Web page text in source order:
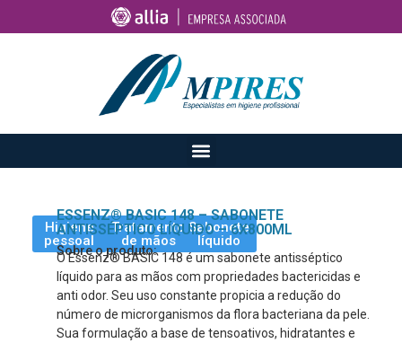
Higiene
pessoal
Tratamento
de mãos
Sabonete
líquido
ESSENZ® BASIC 148 – SABONETE
ANTISSÉPTICO LÍQUIDO – 6X800ML
Sobre o produto:
O Essenz® BASIC 148 é um sabonete antisséptico
líquido para as mãos com propriedades bactericidas e
anti odor. Seu uso constante propicia a redução do
número de microrganismos da flora bacteriana da pele.
Sua formulação a base de tensoativos, hidratantes e